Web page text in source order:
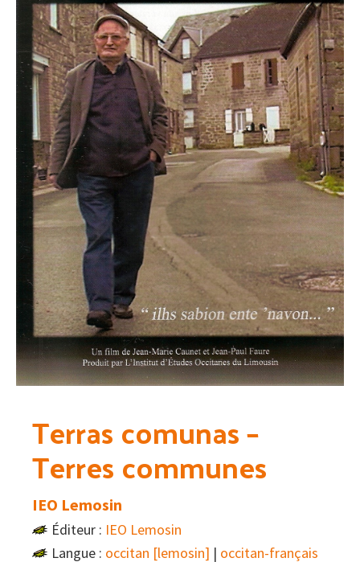
Terras comunas –
Terres communes
IEO Lemosin
Éditeur : IEO Lemosin
Langue : occitan [lemosin] | occitan-français